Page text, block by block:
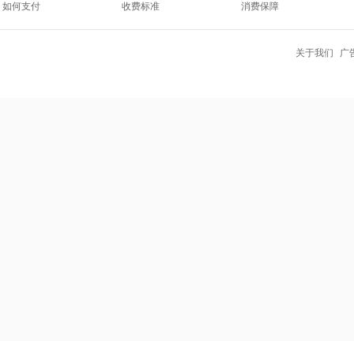
如何支付 收费标准 消费保障
关于我们 广